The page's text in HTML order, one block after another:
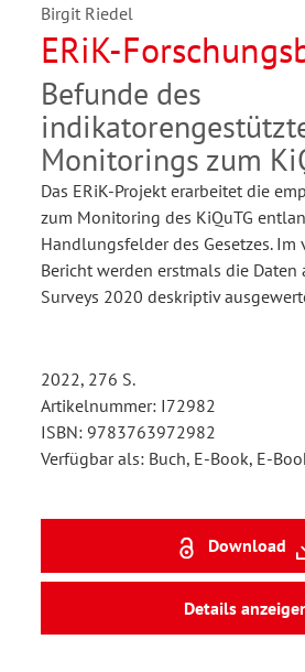
Birgit Riedel
ERiK-
Befunde des
Monitorings zum
Das ERiK-Projekt erarbeitet die
zum Monitoring des KiQuTG
Handlungsfelder des Gesetzes. Im
Bericht werden erstmals die Daten
Surveys 2020 deskriptiv
2022, 276 S.
Artikelnummer: I72982
ISBN: 9783763972982
Verfügbar als: Buch, E-Book, E-
Download
Details